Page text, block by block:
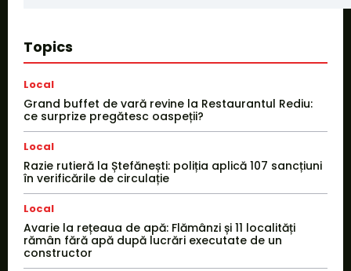
Topics
Local
Grand buffet de vară revine la Restaurantul Rediu:
ce surprize pregătesc oaspeții?
Local
Razie rutieră la Ștefănești: poliția aplică 107 sancțiuni
în verificările de circulație
Local
Avarie la rețeaua de apă: Flămânzi și 11 localități
rămân fără apă după lucrări executate de un
constructor